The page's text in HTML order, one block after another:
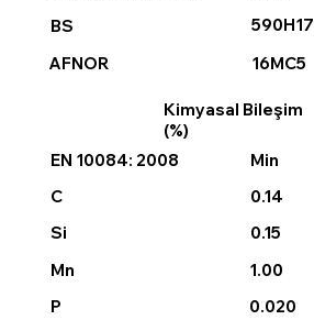
BS
590H17
AFNOR
16MC5
Kimyasal Bileşim
(%)
EN 10084: 2008
C
Si
Mn
P
Min
0.14
0.15
1.00
0.020